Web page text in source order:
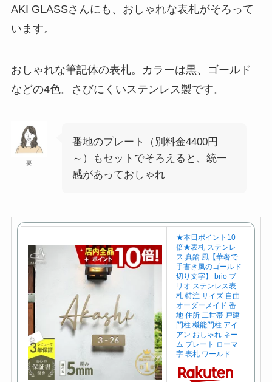
AKI GLASSさんにも、おしゃれな表札がそろって
います。
おしゃれな筆記体の表札。カラーは黒、ゴールド
などの4色。さびにくいステンレス製です。
妻
番地のプレート（別料金4400円
～）もセットでそろえると、統一
感があっておしゃれ
★本日ポイント10
倍★表札 ステンレ
ス 真鍮 風【華奢で
手書き風のゴールド
切り文字】 brio ブ
リオ ステンレス表
札 特注 サイズ 自由
オーダーメイド 番
地 住所 二世帯 戸建
門柱 機能門柱 アイ
アン おしゃれ ネー
ム プレート ローマ
字 表札 ワールド